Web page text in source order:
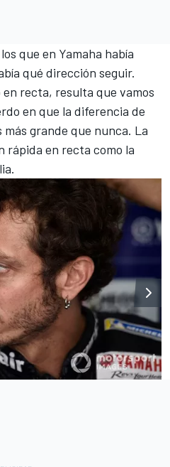
que en Yamaha había
qué dirección seguir.
recta, resulta que vamos
en que la diferencia de
grande que nunca. La
rápida en recta como la